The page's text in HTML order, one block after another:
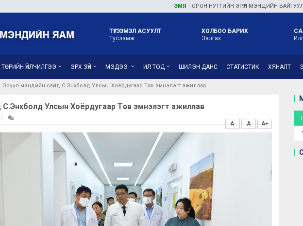
ОРОН НУТГИЙН ЭРҮҮЛ МЭНДИЙН БАЙГУУЛЛАГУУДАД
ТҮГЭЭМЭЛ АСУУЛТ
Тусламж
ХОЛБОО БАРИХ
Залгах
ТӨРИЙН ҮЙЛЧИЛГЭЭ ЭРХ ЗҮЙ МЭДЭЭ ИЛ ТОД ШИЛЭН ДАНС СТАТИСТИК ХЯНАЛТ
Эрүүл мэндийн сайд С.Энхболд Улсын Хоёрдугаар Төв эмнэлэгт ажиллав
A- A A+
С.Энхболд Улсын Хоёрдугаар Төв эмнэлэгт ажиллав